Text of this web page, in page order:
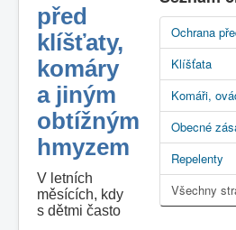
Ochrana
Klíšťata
Komáři,
Obecné
Repelenty
Všechny
před
klíšťaty,
komáry
a jiným
obtížným
hmyzem
V letních
měsících, kdy
s dětmi často